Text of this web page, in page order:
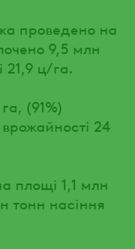
проведено на
9,5 млн
21,9 ц/га.
(91%)
24
площі 1,1 млн
тонн насіння